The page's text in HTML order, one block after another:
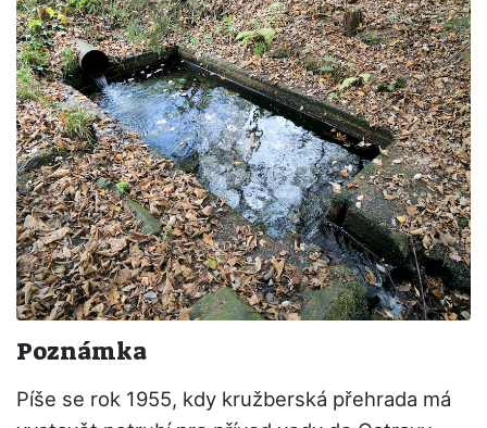
Poznámka
Píše se rok 1955, kdy kružberská přehrada má